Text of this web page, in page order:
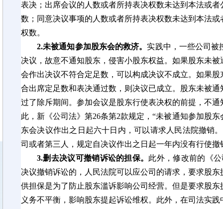
表决；出席会议的人数或者所持表决权数未达到本法或
数；同意决议事项的人数或者所持表决权数未达到本法
权数。
2.未被通知参加股东会的救济。 实践中，一些公司被
决议，故意不通知股东，侵害小股东权益。如果股东未
会作出决议不符合定足数，可以构成决议不成立。如果
合出席定足数和表决通过数，则决议已成立。股东未被
过了除斥期间。参加会议是股东行使表决权的前提，不
此， 新《公司法》第26条第2款规定，“未被通知参加股
东会决议作出之日起六十日内，可以请求人民法院撤销。
司或者第三人，规定自决议作出之日起一年内没有行使
3.删去决议可撤销诉讼的担保。 此外，修改前的《
决议撤销诉讼的，人民法院可以应公司的请求，要求股
供担保是为了防止股东滥诉影响公司经营。但是要求股
义务不平衡，影响股东提起诉讼维权。此外，在司法实